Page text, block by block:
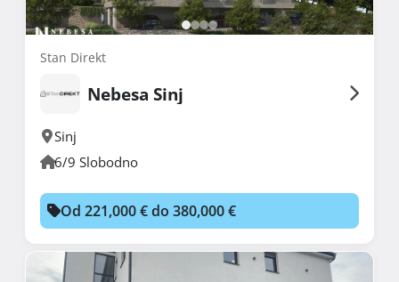
Stan Direkt
Nebesa Sinj
Sinj
6/9 Slobodno
Od 221,000 € do 380,000 €